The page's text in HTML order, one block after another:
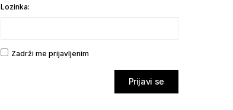
Lozinka:
Zadrži me prijavljenim
Prijavi se